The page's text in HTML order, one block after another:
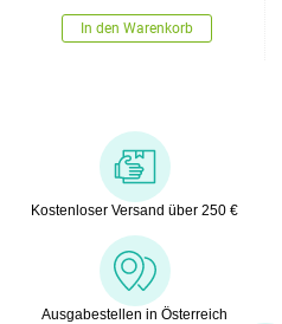
In den Warenkorb
Kostenloser Versand über 250 €
Ausgabestellen in Österreich